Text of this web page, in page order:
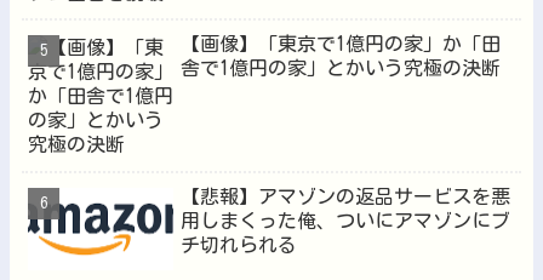
【画像】「東京で1億円の家」か「田
舎で1億円の家」とかいう究極の決断
【悲報】アマゾンの返品サービスを悪
用しまくった俺、ついにアマゾンにブ
チ切れられる